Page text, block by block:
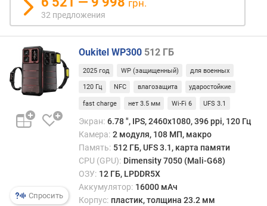
т
D
x
O
M
a
r
(
д
й
грн.
32 предложения
Спросить
Oukitel WP300 512 ГБ
2025 год WP (защищенный) для военных
120 Гц NFC влагозащита ударостойкие
fast charge нет 3.5 мм Wi-Fi 6 UFS 3.1
Экран: 6.78 ", IPS, 2460х1080, 396 ppi, 120 Гц
Камера: 2 модуля, 108 МП, макро
Память: 512 ГБ, UFS 3.1, карта памяти
CPU (GPU): Dimensity 7050 (Mali-G68)
ОЗУ: 12 ГБ, LPDDR5X
Аккумулятор: 16000 мАч
Корпус: пластик, толщина 23.2 мм